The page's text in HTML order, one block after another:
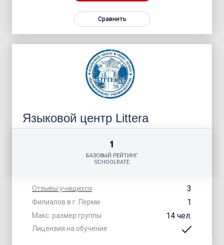
Сравнить
Языковой центр Littera
Отзывы учащихся 3
Филиалов в г. Перми 1
Макс. размер группы 14 чел.
Лицензия на обучение
1
БАЗОВЫЙ РЕЙТИНГ
SCHOOLRATE